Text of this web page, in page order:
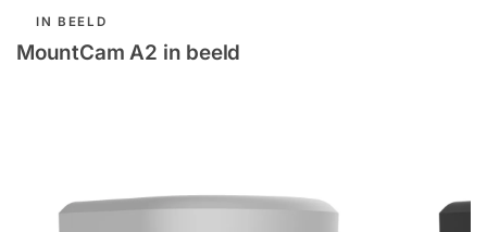
IN BEELD
MountCam A2 in beeld